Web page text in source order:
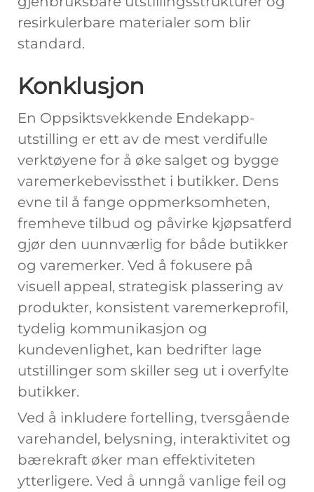
resirkulerbare materialer som blir
standard.
Konklusjon
En Oppsiktsvekkende Endekapp-
utstilling er ett av de mest verdifulle
verktøyene for å øke salget og bygge
varemerkebevissthet i butikker. Dens
evne til å fange oppmerksomheten,
fremheve tilbud og påvirke kjøpsatferd
gjør den uunnværlig for både butikker
og varemerker. Ved å fokusere på
visuell appeal, strategisk plassering av
produkter, konsistent varemerkeprofil,
tydelig kommunikasjon og
kundevenlighet, kan bedrifter lage
utstillinger som skiller seg ut i overfylte
butikker.
Ved å inkludere fortelling, tversgående
varehandel, belysning, interaktivitet og
bærekraft øker man effektiviteten
ytterligere. Ved å unngå vanlige feil og